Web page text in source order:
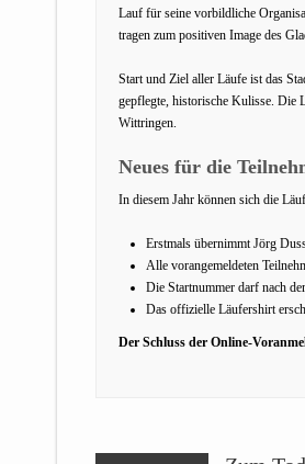
Lauf für seine vorbildliche
tragen zum positiven Image des
Start und Ziel aller Läufe ist das
gepflegte, historische Kulisse. Die
Wittringen.
Neues für die
In diesem Jahr können sich die
Erstmals übernimmt Jörg
Alle vorangemeldeten
Die Startnummer darf nach
Das offizielle Läufershirt
Der Schluss der Online-